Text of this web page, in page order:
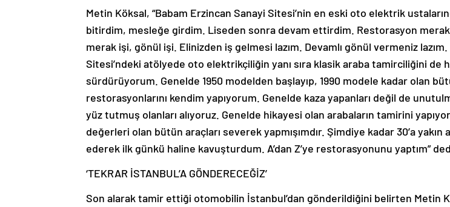
Metin Köksal, “Babam Erzincan Sanayi Sitesi’nin en eski oto elektrik
bitirdim, mesleğe girdim. Liseden sonra devam ettirdim. Restorasyon
merak işi, gönül işi. Elinizden iş gelmesi lazım. Devamlı gönül vermeniz
Sitesi’ndeki atölyede oto elektrikçiliğin yanı sıra klasik araba tamirciliğini de
sürdürüyorum. Genelde 1950 modelden başlayıp, 1990 modele kadar olan
restorasyonlarını kendim yapıyorum. Genelde kaza yapanları değil de
yüz tutmuş olanları alıyoruz. Genelde hikayesi olan arabaların tamirini
değerleri olan bütün araçları severek yapmışımdır. Şimdiye kadar 30’a yakın
ederek ilk günkü haline kavuşturdum. A’dan Z’ye restorasyonunu yaptım”
‘TEKRAR İSTANBUL’A GÖNDERECEĞİZ’
Son alarak tamir ettiği otomobilin İstanbul’dan gönderildiğini belirten Metin